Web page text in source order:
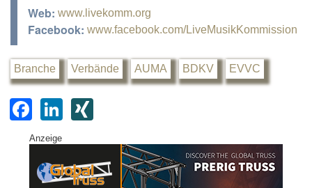
Web: www.livekomm.org
Facebook: www.facebook.com/LiveMusikKommission
Branche Verbände AUMA BDKV EVVC
F
a
c
e
Li
k
e
G
Anzeige